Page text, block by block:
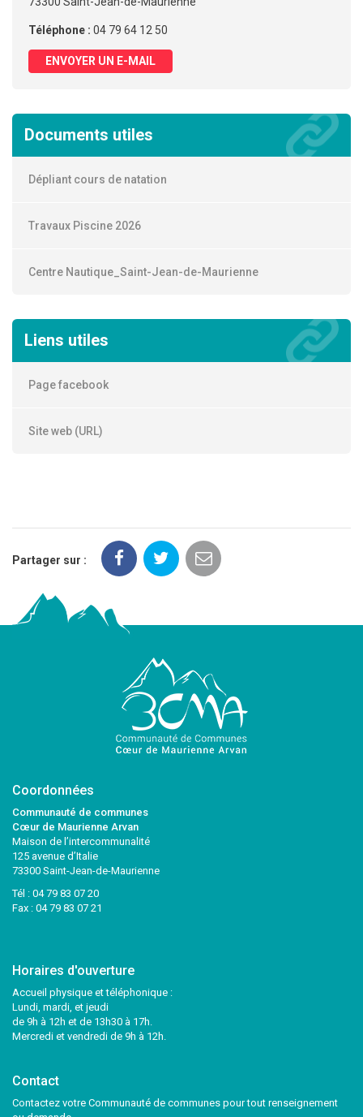
Téléphone : 04 79 64 12 50
ENVOYER UN E-MAIL
Documents utiles
Dépliant cours de natation
Travaux Piscine 2026
Centre Nautique_Saint-Jean-de-Maurienne
Liens utiles
Page facebook
Site web (URL)
Partager sur :
Coordonnées
Communauté de communes
Cœur de Maurienne Arvan
Maison de l’intercommunalité
125 avenue d’Italie
73300 Saint-Jean-de-Maurienne
Tél : 04 79 83 07 20
Fax : 04 79 83 07 21
Horaires d'ouverture
Accueil physique et téléphonique :
Lundi, mardi, et jeudi
de 9h à 12h et de 13h30 à 17h.
Mercredi et vendredi de 9h à 12h.
Contact
Contactez votre Communauté de communes pour tout renseignement